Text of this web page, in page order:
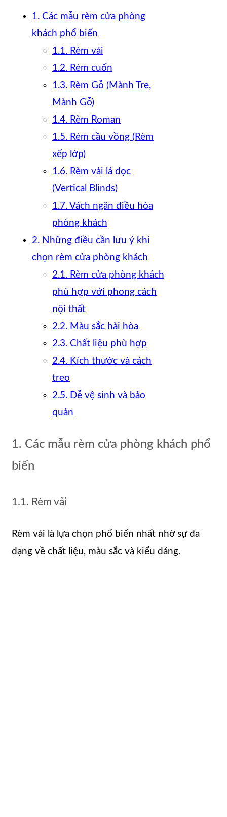
1. Các mẫu rèm cửa phòng
khách phổ biến
1.1. Rèm vải
1.2. Rèm cuốn
1.3. Rèm Gỗ (Mành Tre,
Mành Gỗ)
1.4. Rèm Roman
1.5. Rèm cầu vồng (Rèm
xếp lớp)
1.6. Rèm vải lá dọc
(Vertical Blinds)
1.7. Vách ngăn điều hòa
phòng khách
2. Những điều cần lưu ý khi
chọn rèm cửa phòng khách
2.1. Rèm cửa phòng khách
phù hợp với phong cách
nội thất
2.2. Màu sắc hài hòa
2.3. Chất liệu phù hợp
2.4. Kích thước và cách
treo
2.5. Dễ vệ sinh và bảo
quản
1. Các mẫu rèm cửa phòng khách phổ
biến
1.1. Rèm vải
Rèm vải là lựa chọn phổ biến nhất nhờ sự đa
dạng về chất liệu, màu sắc và kiểu dáng.